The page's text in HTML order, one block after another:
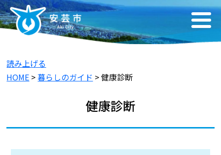
読み上げる
HOME >暮らしのガイド > 健康診断
健康診断